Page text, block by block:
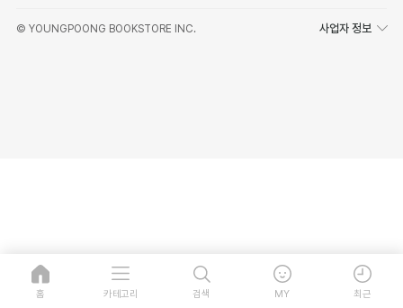
© YOUNGPOONG BOOKSTORE INC. 사업자 정보
홈 카테고리 검색 MY 최근